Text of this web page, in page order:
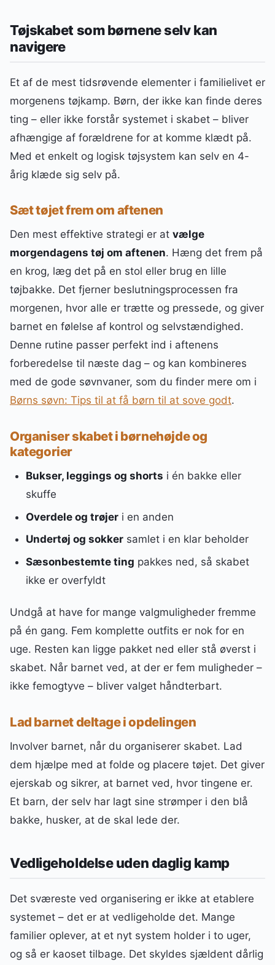
Tøjskabet som børnene selv kan
navigere
Et af de mest tidsrøvende elementer i familielivet er
morgenens tøjkamp. Børn, der ikke kan finde deres
ting – eller ikke forstår systemet i skabet – bliver
afhængige af forældrene for at komme klædt på.
Med et enkelt og logisk tøjsystem kan selv en 4-
årig klæde sig selv på.
Sæt tøjet frem om aftenen
Den mest effektive strategi er at vælge
morgendagens tøj om aftenen. Hæng det frem på
en krog, læg det på en stol eller brug en lille
tøjbakke. Det fjerner beslutningsprocessen fra
morgenen, hvor alle er trætte og pressede, og giver
barnet en følelse af kontrol og selvstændighed.
Denne rutine passer perfekt ind i aftenens
forberedelse til næste dag – og kan kombineres
med de gode søvnvaner, som du finder mere om i
Børns søvn: Tips til at få børn til at sove godt.
Organiser skabet i børnehøjde og
kategorier
Bukser, leggings og shorts i én bakke eller
skuffe
Overdele og trøjeri en anden
Undertøj og sokkersamlet i en klar beholder
Sæsonbestemte ting pakkes ned, så skabet
ikke er overfyldt
Undgå at have for mange valgmuligheder fremme
på én gang. Fem komplette outfits er nok for en
uge. Resten kan ligge pakket ned eller stå øverst i
skabet. Når barnet ved, at der er fem muligheder –
ikke femogtyve – bliver valget håndterbart.
Lad barnet deltage i opdelingen
Involver barnet, når du organiserer skabet. Lad
dem hjælpe med at folde og placere tøjet. Det giver
ejerskab og sikrer, at barnet ved, hvor tingene er.
Et barn, der selv har lagt sine strømper i den blå
bakke, husker, at de skal lede der.
Vedligeholdelse uden daglig kamp
Det sværeste ved organisering er ikke at etablere
systemet – det er at vedligeholde det. Mange
familier oplever, at et nyt system holder i to uger,
og så er kaoset tilbage. Det skyldes sjældent dårlig